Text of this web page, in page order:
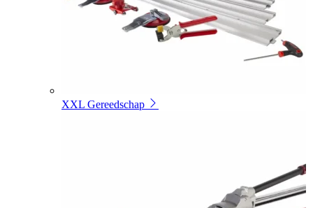
XXL Gereedschap